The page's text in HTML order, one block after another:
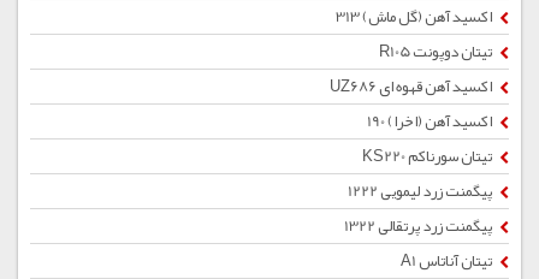
اکسید آهن (گل ماش) 313
تیتان دوپونت R105
اکسید آهن قهوه ای UZ686
اکسید آهن (اخرا) 190
تیتان سورناکم KS220
پیگمنت زرد لیمویی 1222
پیگمنت زرد پرتقالی 1322
تیتان آناتاس A1